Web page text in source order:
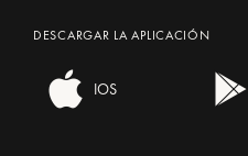
DESCARGAR LA APLICACIÓN
IOS